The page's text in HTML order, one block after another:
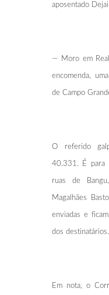
aposentado
— Moro em
encomenda,
de Campo
O referido
40.331. É para
ruas de
Magalhães
enviadas e
dos destinatários.
Em nota, o